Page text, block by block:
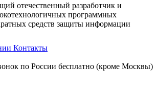
отечественный разработчик и
программных
средств защиты информации
Контакты
по России бесплатно (кроме Москвы)